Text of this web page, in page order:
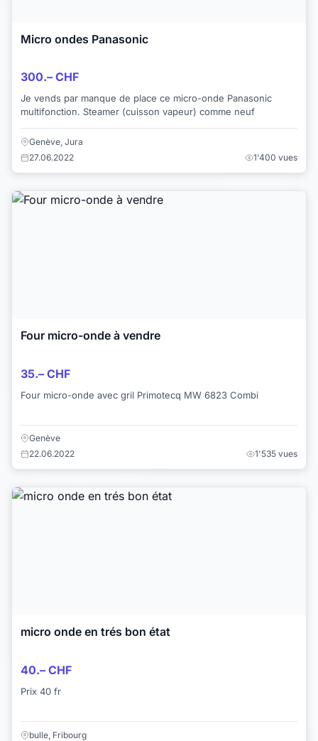
Micro ondes Panasonic
300.– CHF
Je vends par manque de place ce micro-onde Panasonic
multifonction. Steamer (cuisson vapeur) comme neuf
Genève, Jura
27.06.2022
1'400 vues
Four micro-onde à vendre
35.– CHF
Four micro-onde avec gril Primotecq MW 6823 Combi
Genève
22.06.2022
1'535 vues
micro onde en trés bon état
40.– CHF
Prix 40 fr
bulle, Fribourg